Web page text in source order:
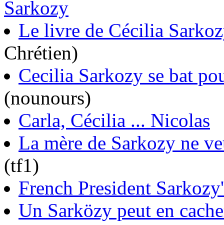
Sarkozy
Le livre de Cécilia
Chrétien)
Cecilia Sarkozy se bat
(nounours)
Carla, Cécilia ... Nicolas
La mère de Sarkozy ne
(tf1)
French President
Un Sarközy peut en